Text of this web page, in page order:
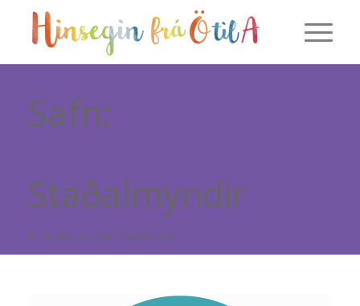
Safn:
Staðalmyndir
Þú ert hér: Forsíða / Staðalmyndir